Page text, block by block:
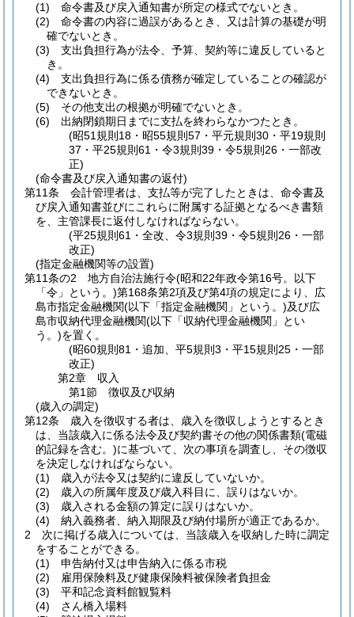
(1)
命令書及び戻入通知書が所定の様式でないとき。
(2)
命令書の内容に過誤があるとき、又は計算の基礎が明
確でないとき。
(3)
支出負担行為が法令、予算、契約等に違反していると
き。
(4)
支出負担行為に係る債務が確定していることの確認が
できないとき。
(5)
その他支出の根拠が明確でないとき。
(6)
出納閉鎖期日までに支払を終わらなかつたとき。
(昭51規則18・昭55規則57・平元規則30・平19規則
37・平25規則61・令3規則39・令5規則26・一部改
正)
(命令書及び戻入通知書の返付)
第11条
会計管理者は、支払等が完了したときは、命令書及
び戻入通知書並びにこれらに附属する証拠となるべき書類
を、主管課長に返付しなければならない。
(平25規則61・全改、令3規則39・令5規則26・一部
改正)
(指定金融機関等の設置)
第11条の2
地方自治法施行令(昭和22年政令第16号。以下
「令」という。)第168条第2項及び第4項の規定により、広
島市指定金融機関(以下「指定金融機関」という。)及び広
島市収納代理金融機関(以下「収納代理金融機関」とい
う。)を置く。
(昭60規則81・追加、平5規則3・平15規則25・一部
改正)
第2章
収入
第1節
徴収及び収納
(歳入の調定)
第12条
歳入を徴収する者は、歳入を徴収しようとするとき
は、当該歳入に係る法令及び契約書その他の関係書類(電磁
的記録を含む。)に基づいて、次の事項を調査し、その徴収
を決定しなければならない。
(1)
歳入が法令又は契約に違反していないか。
(2)
歳入の所属年度及び歳入科目に、誤りはないか。
(3)
歳入される金額の算定に誤りはないか。
(4)
納入義務者、納入期限及び納付場所が適正であるか。
2
次に掲げる歳入については、当該歳入を収納した時に調定
をすることができる。
(1)
申告納付又は申告納入に係る市税
(2)
雇用保険料及び健康保険料被保険者負担金
(3)
平和記念資料館観覧料
(4)
さん橋入場料